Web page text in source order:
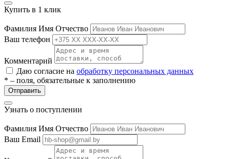
Купить в 1 клик
Фамилия Имя Отчество
Ваш телефон
Комментарий
Даю согласие на обработку персональных данных
* – поля, обязательные к заполнению
Отправить
Узнать о поступлении
Фамилия Имя Отчество
Ваш Email